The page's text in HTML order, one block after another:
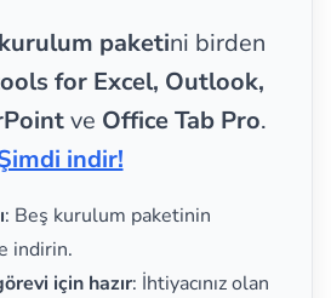
paketini birden
for Excel, Outlook,
ve Office Tab Pro.
indir!
: Beş kurulum paketinin
indirin.
için hazır: İhtiyacınız olan